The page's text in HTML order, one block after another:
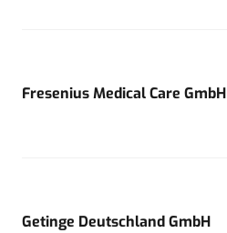
Fresenius Medical Care GmbH
Getinge Deutschland GmbH